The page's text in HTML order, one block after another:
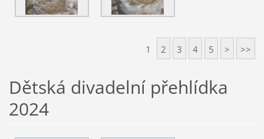
1 2 3 4 5 > >>
Dětská divadelní přehlídka
2024